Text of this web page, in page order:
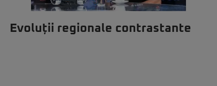
Evoluții regionale contrastante